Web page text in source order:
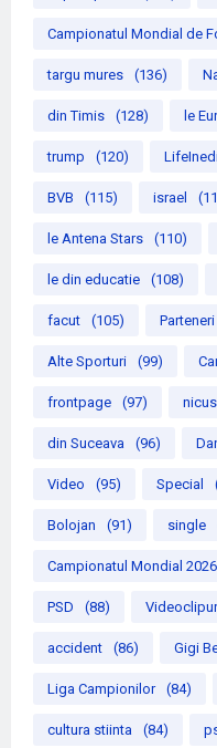
Campionatul Mondial de
targu mures (136)
din Timis (128) le
trump (120)
BVB (115) israel
le Antena Stars (110)
le din educatie (108)
facut (105)
Alte Sporturi (99)
frontpage (97)
din Suceava (96)
Video (95) Special
Bolojan (91) single
Campionatul Mondial 2026
PSD (88)
accident (86) Gigi
Liga Campionilor (84)
cultura stiinta (84)